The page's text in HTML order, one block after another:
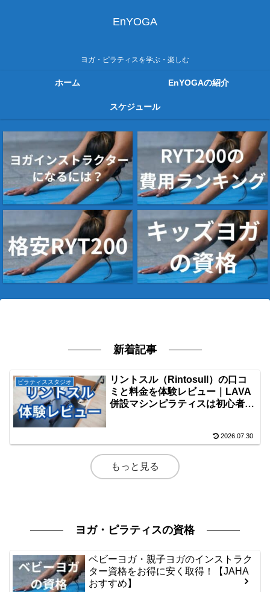
EnYOGA
ヨガ・ピラティスを学ぶ・楽しむ
ホーム EnYOGAの紹介
スケジュール
新着記事
ピラティススタジオ
リントスル（Rintosull）の口コ
ミと料金を体験レビュー｜LAVA
併設マシンピラティスは初心者に
2026.07.30
もっと見る
ヨガ・ピラティスの資格
ベビーヨガ・親子ヨガのインストラク
ター資格をお得に安く取得！【JAHA
おすすめ】